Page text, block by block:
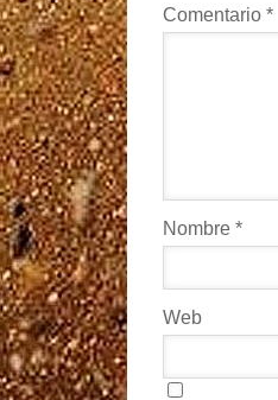
Comentario *
Nombre *
Web